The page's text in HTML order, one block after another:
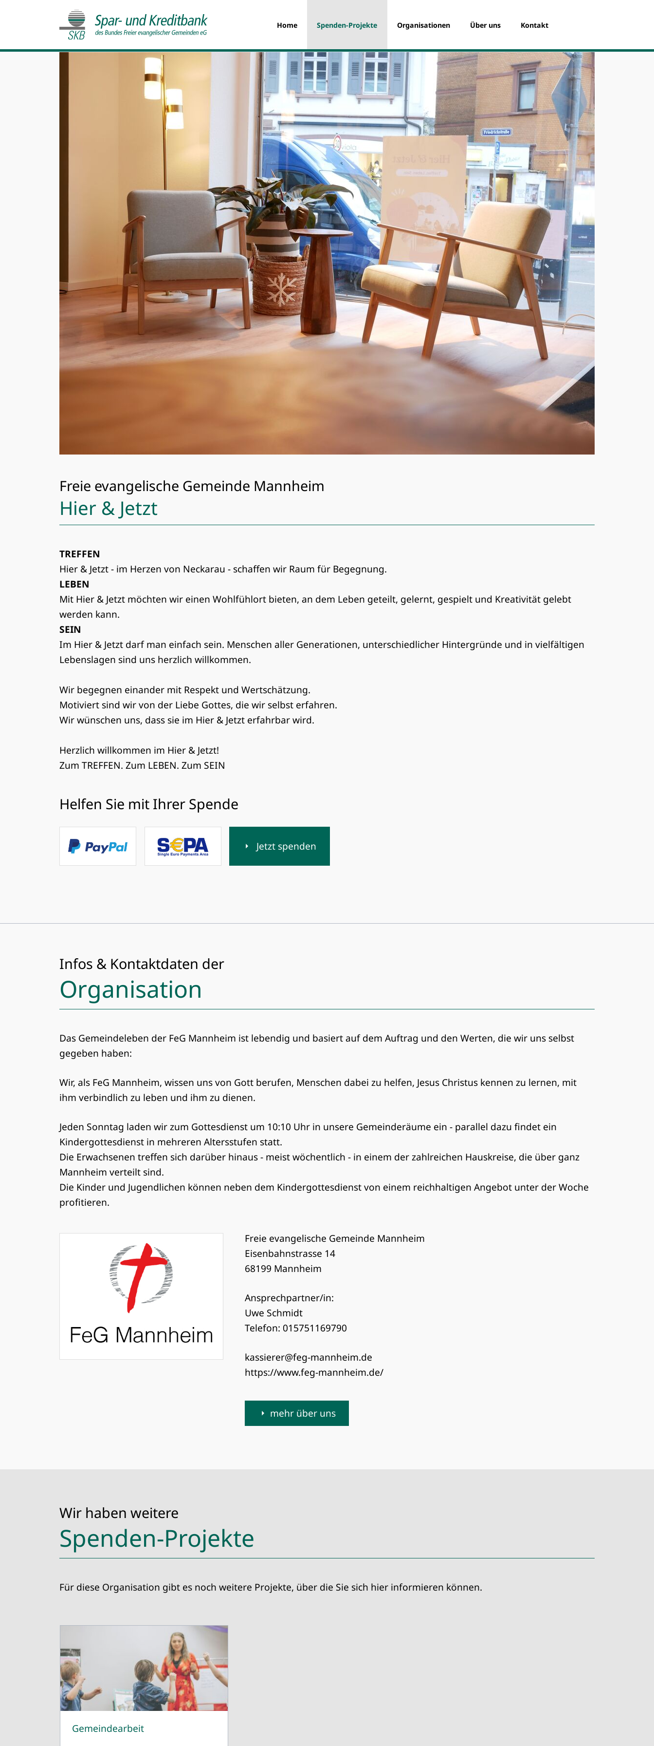
Home Spenden-Projekte Organisationen Über uns
Das Spendenportal
Die SKB Witten eG
Das Team
Registrierung für Organisationen
Kontakt
Freie evangelische Gemeinde Mannheim
Hier & Jetzt
TREFFEN
Hier & Jetzt - im Herzen von Neckarau - schaffen wir Raum für Begegnung.
LEBEN
Mit Hier & Jetzt möchten wir einen Wohlfühlort bieten, an dem Leben geteilt, gelernt, gespielt und Kreativität gelebt
werden kann.
SEIN
Im Hier & Jetzt darf man einfach sein. Menschen aller Generationen, unterschiedlicher Hintergründe und in vielfältigen
Lebenslagen sind uns herzlich willkommen.
Wir begegnen einander mit Respekt und Wertschätzung.
Motiviert sind wir von der Liebe Gottes, die wir selbst erfahren.
Wir wünschen uns, dass sie im Hier & Jetzt erfahrbar wird.
Herzlich willkommen im Hier & Jetzt!
Zum TREFFEN. Zum LEBEN. Zum SEIN
Helfen Sie mit Ihrer Spende
Jetzt spenden
Infos & Kontaktdaten der
Organisation
Das Gemeindeleben der FeG Mannheim ist lebendig und basiert auf dem Auftrag und den Werten, die wir uns selbst
gegeben haben:
Wir, als FeG Mannheim, wissen uns von Gott berufen, Menschen dabei zu helfen, Jesus Christus kennen zu lernen, mit
ihm verbindlich zu leben und ihm zu dienen.
Jeden Sonntag laden wir zum Gottesdienst um 10:10 Uhr in unsere Gemeinderäume ein - parallel dazu findet ein
Kindergottesdienst in mehreren Altersstufen statt.
Die Erwachsenen treffen sich darüber hinaus - meist wöchentlich - in einem der zahlreichen Hauskreise, die über ganz
Mannheim verteilt sind.
Die Kinder und Jugendlichen können neben dem Kindergottesdienst von einem reichhaltigen Angebot unter der Woche
profitieren.
Freie evangelische Gemeinde Mannheim
Eisenbahnstrasse 14
68199 Mannheim
Ansprechpartner/in:
Uwe Schmidt
Telefon: 015751169790
kassierer@feg-mannheim.de
https://www.feg-mannheim.de/
mehr über uns
Wir haben weitere
Spenden-Projekte
Für diese Organisation gibt es noch weitere Projekte, über die Sie sich hier informieren können.
Gemeindearbeit